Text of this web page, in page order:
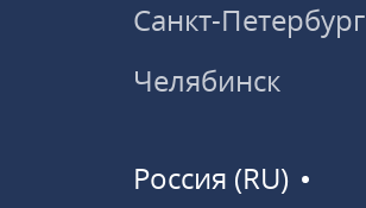
Санкт-Петербург
Челябинск
Россия (RU)